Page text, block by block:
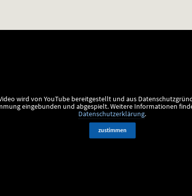
wird von YouTube bereitgestellt und aus
eingebunden und abgespielt.Weitere Informationen
Datenschutzerklärung.
zustimmen